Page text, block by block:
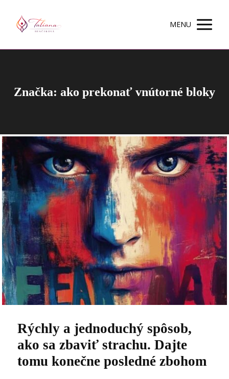
MENU
Značka: ako prekonať vnútorné bloky
Rýchly a jednoduchý spôsob,
ako sa zbaviť strachu. Dajte
tomu konečne posledné zbohom